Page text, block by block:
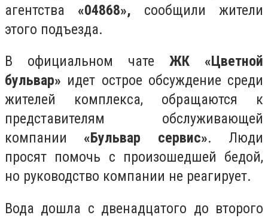
агентства «04868», сообщили жители
этого подъезда.
В официальном чате ЖК «Цветной
бульвар» идет острое обсуждение среди
жителей комплекса, обращаются к
представителям обслуживающей
компании «Бульвар сервис». Люди
просят помочь с произошедшей бедой,
но руководство компании не реагирует.
Вода дошла с двенадцатого до второго